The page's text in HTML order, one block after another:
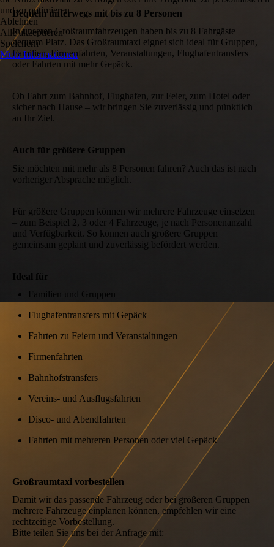
Bequem unterwegs mit bis zu 8 Personen
In unseren Großraumfahrzeugen haben bis zu 8 Fahrgäste
bequem Platz. Das Großraumtaxi eignet sich ideal für Gruppen,
Familien, Firmenfahrten, Veranstaltungen, Flughafentransfers
oder Fahrten mit mehr Gepäck.
Ob Fahrt zum Bahnhof, Flughafen, zur Feier, zum Hotel oder
sicher nach Hause – wir bringen Sie zuverlässig und pünktlich
an Ihr Ziel.
Auch für größere Gruppen
Sie möchten mit mehr als 8 Personen fahren? Auch das ist nach
vorheriger Absprache möglich.
Für größere Gruppen können wir mehrere Fahrzeuge einsetzen
– zum Beispiel 2, 3 oder 4 Fahrzeuge, je nach Personenanzahl
und Verfügbarkeit. So können auch größere Gruppen
gemeinsam geplant und zuverlässig befördert werden.
Ideal für
Familien und Gruppen
Flughafentransfers mit Gepäck
Fahrten zu Feiern und Veranstaltungen
Firmenfahrten
Bahnhofstransfers
Vereins- und Ausflugsfahrten
Disco- und Abendfahrten
Fahrten mit mehreren Personen oder viel Gepäck
Großraumtaxi vorbestellen
Damit wir das passende Fahrzeug oder bei größeren Gruppen
mehrere Fahrzeuge einplanen können, empfehlen wir eine
rechtzeitige Vorbestellung.
Bitte teilen Sie uns bei der Anfrage mit:
und zu optimieren.
Ablehnen
Alle akzeptieren
Speichern
Mehr Informationen